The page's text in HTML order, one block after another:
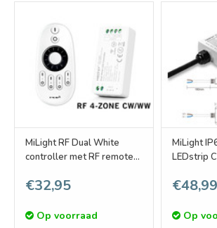
MiLight RF Dual White
controller met RF remote
variabel kleurtemperatuur
€32,95
Op voorraad
MiLight
LEDstrip
€48,99
Op